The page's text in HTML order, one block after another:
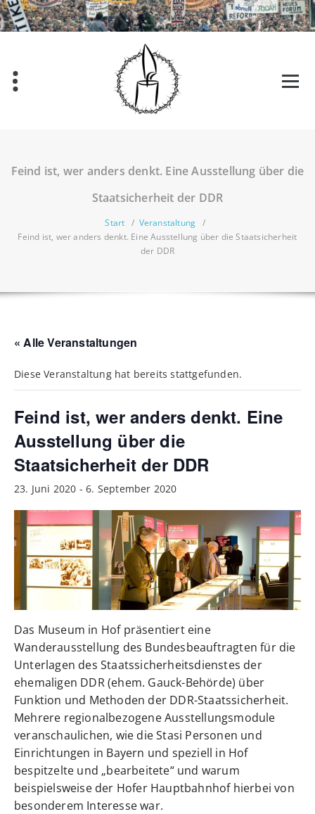
Zum
Inhalt
springen
Feind ist, wer anders denkt. Eine Ausstellung über die
Staatsicherheit der DDR
Start / Veranstaltung /
Feind ist, wer anders denkt. Eine Ausstellung über die Staatsicherheit
der DDR
« Alle Veranstaltungen
Diese Veranstaltung hat bereits stattgefunden.
Feind ist, wer anders denkt. Eine
Ausstellung über die
Staatsicherheit der DDR
23. Juni 2020 -6. September 2020
Das Museum in Hof präsentiert eine
Wanderausstellung des Bundesbeauftragten für die
Unterlagen des Staatssicherheitsdienstes der
ehemaligen DDR (ehem. Gauck-Behörde) über
Funktion und Methoden der DDR-Staatssicherheit.
Mehrere regionalbezogene Ausstellungsmodule
veranschaulichen, wie die Stasi Personen und
Einrichtungen in Bayern und speziell in Hof
bespitzelte und „bearbeitete“ und warum
beispielsweise der Hofer Hauptbahnhof hierbei von
besonderem Interesse war.